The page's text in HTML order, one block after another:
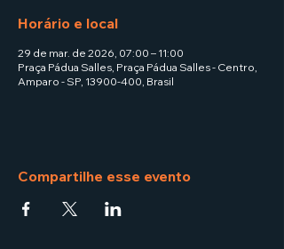
Horário e local
29 de mar. de 2026, 07:00 – 11:00
Praça Pádua Salles, Praça Pádua Salles - Centro,
Amparo - SP, 13900-400, Brasil
Compartilhe esse evento